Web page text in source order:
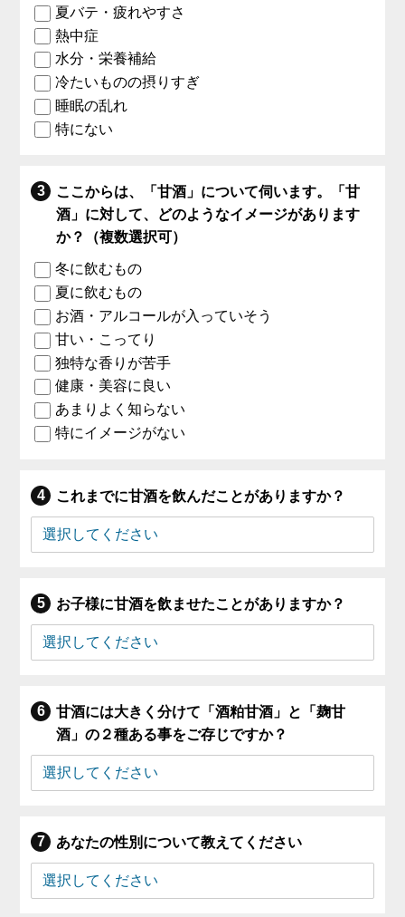
夏バテ・疲れやすさ
熱中症
水分・栄養補給
冷たいものの摂りすぎ
睡眠の乱れ
特にない
ここからは、「甘酒」について伺います。「甘
酒」に対して、どのようなイメージがあります
か？（複数選択可）
冬に飲むもの
夏に飲むもの
お酒・アルコールが入っていそう
甘い・こってり
独特な香りが苦手
健康・美容に良い
あまりよく知らない
特にイメージがない
これまでに甘酒を飲んだことがありますか？
お子様に甘酒を飲ませたことがありますか？
甘酒には大きく分けて「酒粕甘酒」と「麹甘
酒」の２種ある事をご存じですか？
あなたの性別について教えてください